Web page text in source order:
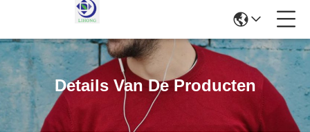
Details Van De Producten